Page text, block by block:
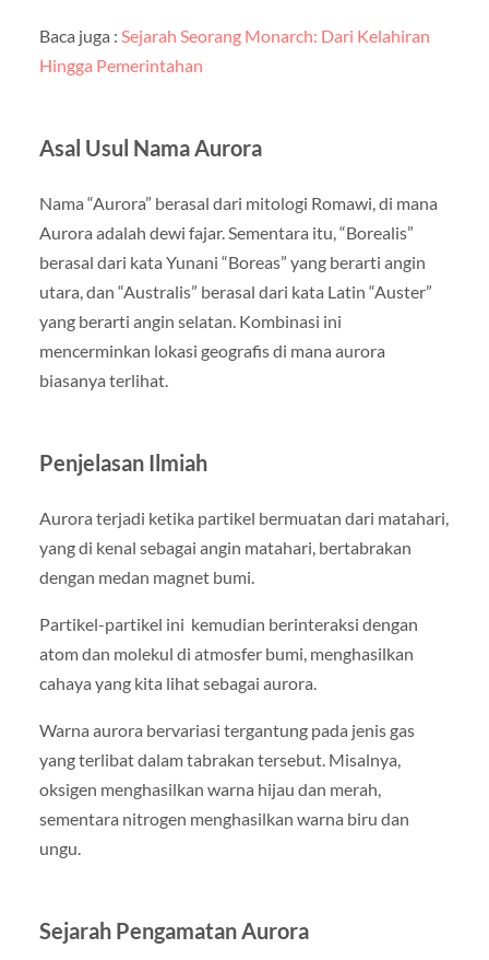
Baca juga : Sejarah Seorang Monarch: Dari Kelahiran
Hingga Pemerintahan
Asal Usul Nama Aurora
Nama “Aurora” berasal dari mitologi Romawi, di mana
Aurora adalah dewi fajar. Sementara itu, “Borealis”
berasal dari kata Yunani “Boreas” yang berarti angin
utara, dan “Australis” berasal dari kata Latin “Auster”
yang berarti angin selatan. Kombinasi ini
mencerminkan lokasi geografis di mana aurora
biasanya terlihat.
Penjelasan Ilmiah
Aurora terjadi ketika partikel bermuatan dari matahari,
yang di kenal sebagai angin matahari, bertabrakan
dengan medan magnet bumi.
Partikel-partikel ini kemudian berinteraksi dengan
atom dan molekul di atmosfer bumi, menghasilkan
cahaya yang kita lihat sebagai aurora.
Warna aurora bervariasi tergantung pada jenis gas
yang terlibat dalam tabrakan tersebut. Misalnya,
oksigen menghasilkan warna hijau dan merah,
sementara nitrogen menghasilkan warna biru dan
ungu.
Sejarah Pengamatan Aurora